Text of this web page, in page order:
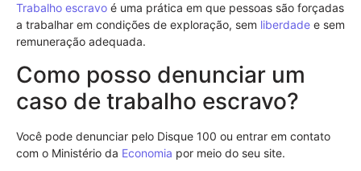
Trabalho escravo é uma prática em que pessoas são forçadas
a trabalhar em condições de exploração, sem liberdade e sem
remuneração adequada.
Como posso denunciar um
caso de trabalho escravo?
Você pode denunciar pelo Disque 100 ou entrar em contato
com o Ministério da Economia por meio do seu site.